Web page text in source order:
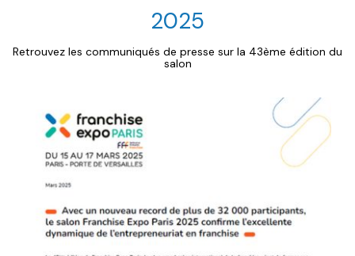
2025
Retrouvez les communiqués de presse sur la 43ème édition du
salon